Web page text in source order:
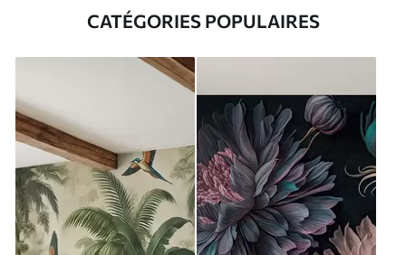
CATÉGORIES POPULAIRES